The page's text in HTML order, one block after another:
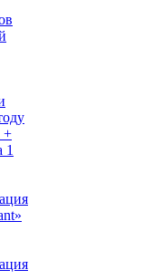
+
1